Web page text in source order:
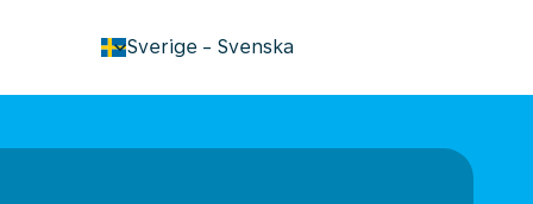
Sverige - Svenska
keyboard_arrow_down